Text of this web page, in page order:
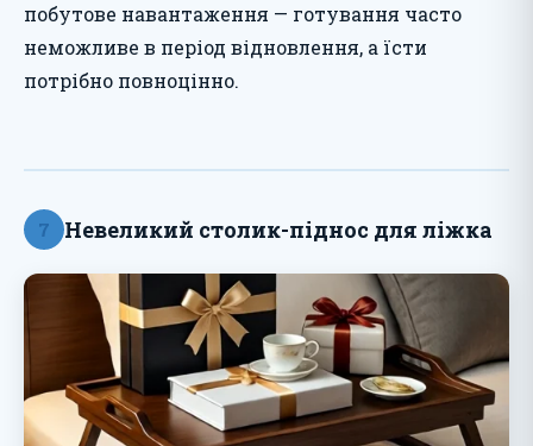
побутове навантаження — готування часто
неможливе в період відновлення, а їсти
потрібно повноцінно.
7 Невеликий столик-піднос для ліжка